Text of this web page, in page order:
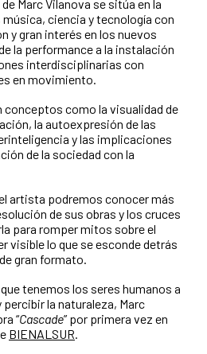
Marc Vilanova se sitúa en la
ciencia y tecnología con
y gran interés en los nuevos
la performance a la instalación
interdisciplinarias con
en movimiento.
como la visualidad de
la autoexpresión de las
y las implicaciones
de la sociedad con la
artista podremos conocer más
de sus obras y los cruces
para romper mitos sobre el
visible lo que se esconde detrás
gran formato.
tenemos los seres humanos a
la naturaleza, Marc
“Cascade” por primera vez en
BIENALSUR